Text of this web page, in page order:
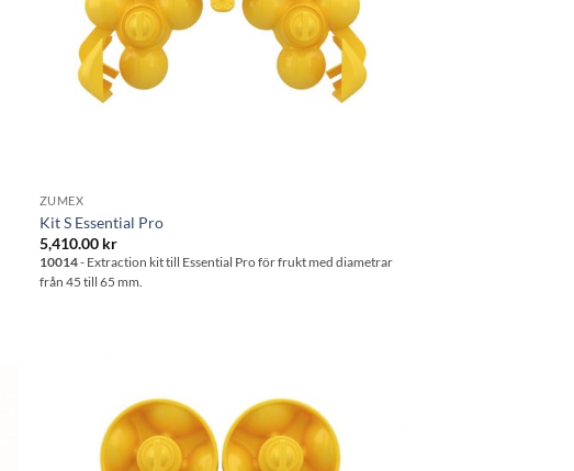
ZUMEX
Kit S Essential Pro
5,410.00 kr
10014- Extraction kit till Essential Pro för frukt med diametrar
från 45 till 65 mm.